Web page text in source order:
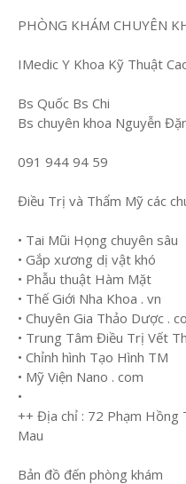
PHÒNG KHÁM CHUYÊN
IMedic Y Khoa Kỹ Thuật
Bs Quốc Bs Chi
Bs chuyên khoa Nguyễn
091 944 94 59
Điều Trị và Thẩm Mỹ các
• Tai Mũi Họng chuyên sâu
• Gắp xương dị vật khó
• Phẫu thuật Hàm Mặt
• Thế Giới Nha Khoa . vn
• Chuyên Gia Thảo Dược .
• Trung Tâm Điều Trị Vết
• Chỉnh hình Tạo Hình TM
• Mỹ Viện Nano . com
•
++ Địa chỉ : 72 Phạm Hồng
Mau
Bản đồ đến phòng khám